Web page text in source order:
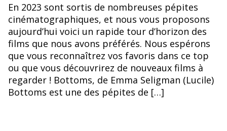
En 2023 sont sortis de nombreuses pépites
cinématographiques, et nous vous proposons
aujourd’hui voici un rapide tour d’horizon des
films que nous avons préférés. Nous espérons
que vous reconnaîtrez vos favoris dans ce top
ou que vous découvrirez de nouveaux films à
regarder ! Bottoms, de Emma Seligman (Lucile)
Bottoms est une des pépites de […]